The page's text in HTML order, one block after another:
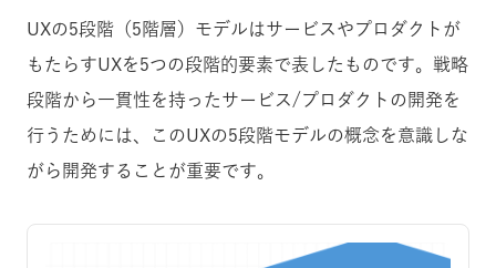
UXの5段階（5階層）モデルはサービスやプロダクトが
もたらすUXを5つの段階的要素で表したものです。戦略
段階から一貫性を持ったサービス/プロダクトの開発を
行うためには、このUXの5段階モデルの概念を意識しな
がら開発することが重要です。